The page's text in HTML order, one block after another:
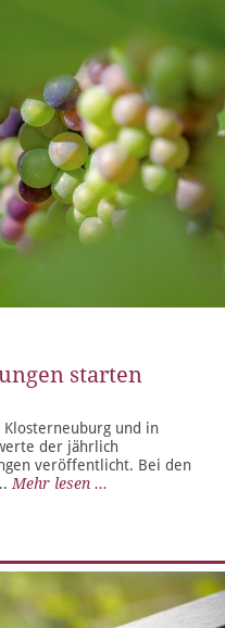
starten
und in
der jährlich
veröffentlicht. Bei den
Mehr lesen ...